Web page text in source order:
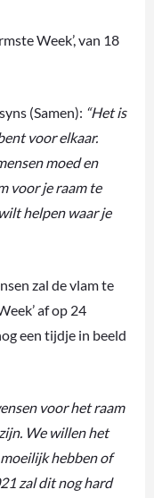
Week’, van 18
(Samen): “Het is
voor elkaar.
moed en
voor je raam te
helpen waar je
zal de vlam te
af op 24
een tijdje in beeld
voor het raam
We willen het
hebben of
zal dit nog hard